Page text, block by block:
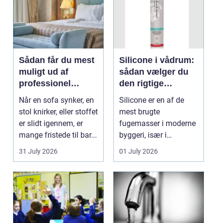
Sådan får du mest
muligt ud af
professionel
møbelpolstring
Når en sofa synker, en
stol knirker, eller stoffet
er slidt igennem, er
mange fristede til bar...
31 July 2026
Silicone i vådrum:
sådan vælger du
den rigtige
fugemasse
Silicone er en af de
mest brugte
fugemasser i moderne
byggeri, især i
badeværelser,
køkkener og andr...
01 July 2026